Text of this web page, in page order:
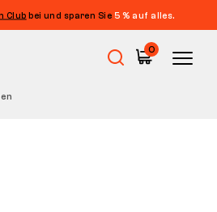
Club bei und sparen Sie 5 % auf alles.
0